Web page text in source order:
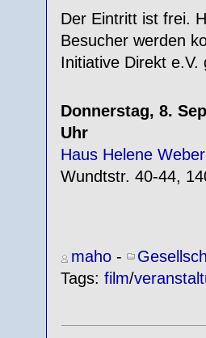
Der Eintritt ist frei.
Besucher werden
Initiative Direkt e.V.
Donnerstag, 8.
Uhr
Haus Helene Weber
Wundtstr. 40-44,
maho-
Tags: film/